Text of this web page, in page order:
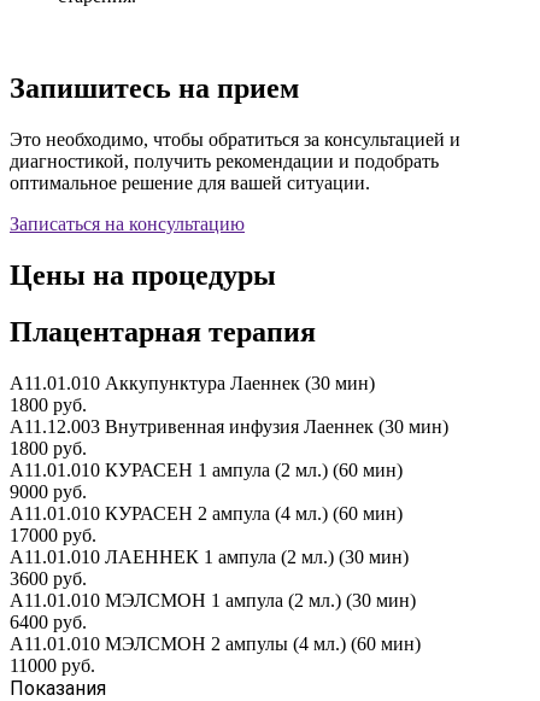
Запишитесь на прием
Это необходимо, чтобы обратиться за консультацией и
диагностикой, получить рекомендации и подобрать
оптимальное решение для вашей ситуации.
Записаться на консультацию
Цены на процедуры
Плацентарная терапия
А11.01.010 Аккупунктура Лаеннек (30 мин)
1800 руб.
А11.12.003 Внутривенная инфузия Лаеннек (30 мин)
1800 руб.
А11.01.010 КУРАСЕН 1 ампула (2 мл.) (60 мин)
9000 руб.
А11.01.010 КУРАСЕН 2 ампула (4 мл.) (60 мин)
17000 руб.
А11.01.010 ЛАЕННЕК 1 ампула (2 мл.) (30 мин)
3600 руб.
А11.01.010 МЭЛСМОН 1 ампула (2 мл.) (30 мин)
6400 руб.
А11.01.010 МЭЛСМОН 2 ампулы (4 мл.) (60 мин)
11000 руб.
Показания